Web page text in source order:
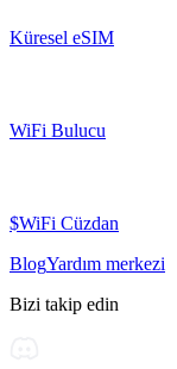
Küresel eSIM
WiFi Bulucu
$WiFi Cüzdan
BlogYardım merkezi
Bizi takip edin